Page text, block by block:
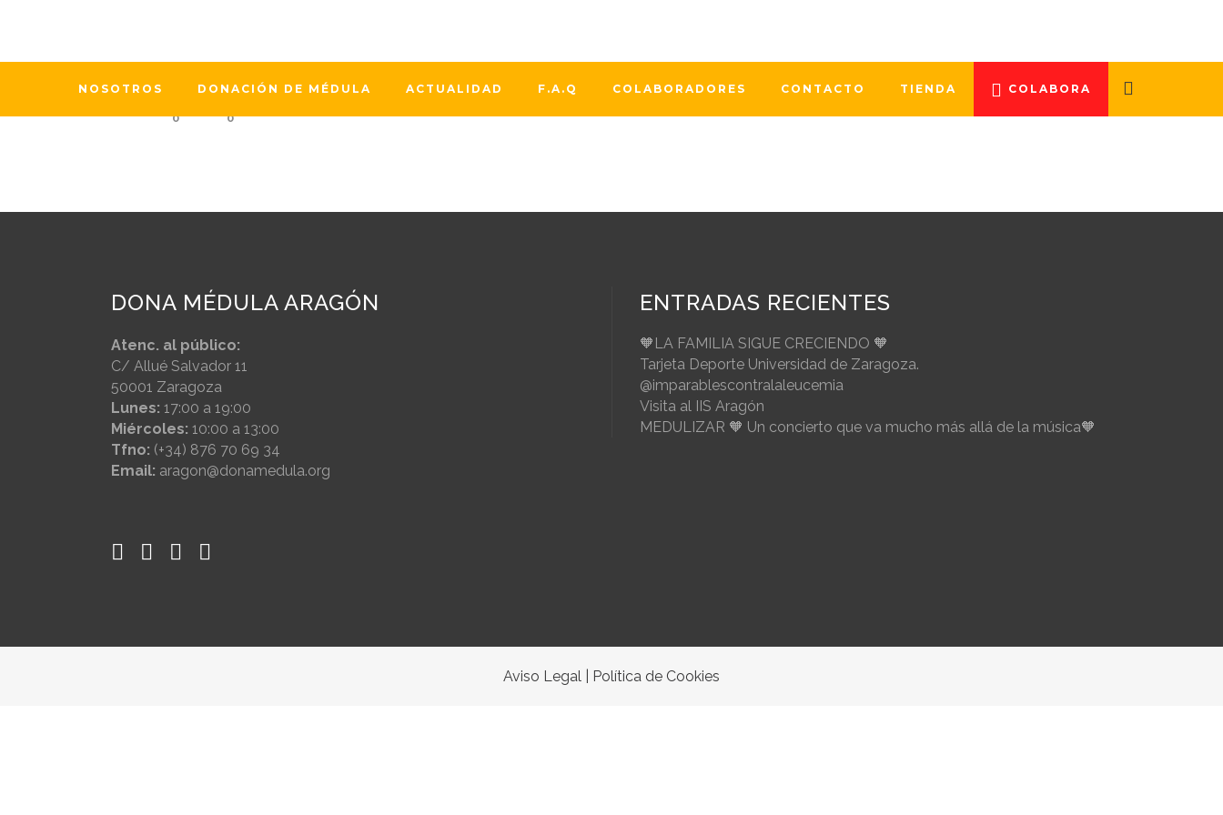
NOSOTROS DONACIÓN DE MÉDULA ACTUALIDAD F.A.Q COLABORADORES CONTACTO TIENDA COLABORA
0 0
DONA MÉDULA ARAGÓN
Atenc. al público:
C/ Allué Salvador 11
50001 Zaragoza
Lunes: 17:00 a 19:00
Miércoles: 10:00 a 13:00
Tfno: (+34) 876 70 69 34
Email: aragon@donamedula.org
ENTRADAS RECIENTES
🧡LA FAMILIA SIGUE CRECIENDO 🧡
Tarjeta Deporte Universidad de Zaragoza.
@imparablescontralaleucemia
Visita al IIS Aragón
MEDULIZAR 🧡 Un concierto que va mucho más allá de la música🧡
Aviso Legal Política de Cookies